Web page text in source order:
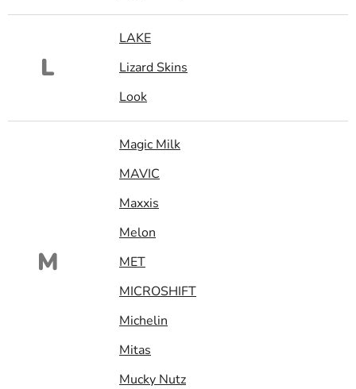
L
LAKE
Lizard Skins
Look
M
Magic Milk
MAVIC
Maxxis
Melon
MET
MICROSHIFT
Michelin
Mitas
Mucky Nutz